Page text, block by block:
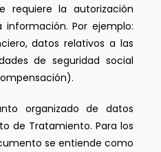
requiere la autorización
Por ejemplo:
datos relativos a las
de seguridad social
organizado de datos
de Tratamiento. Para los
se entiende como